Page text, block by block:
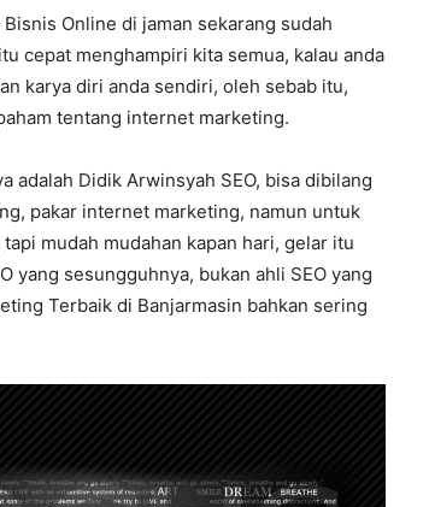
Online di jaman sekarang sudah
cepat menghampiri kita semua, kalau anda
karya diri anda sendiri, oleh sebab itu,
tentang internet marketing.
adalah Didik Arwinsyah SEO, bisa dibilang
pakar internet marketing, namun untuk
mudah mudahan kapan hari, gelar itu
yang sesungguhnya, bukan ahli SEO yang
Terbaik di Banjarmasin bahkan sering